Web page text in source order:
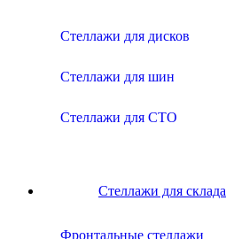
Cтеллажи для дисков
Cтеллажи для шин
Cтеллажи для СТО
Стеллажи для склада
Фронтальные стеллажи